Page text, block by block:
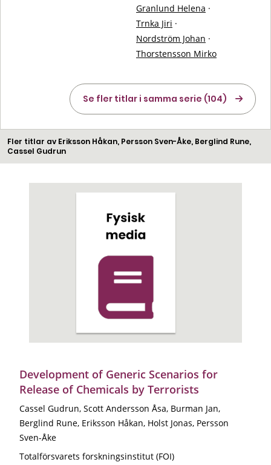
Granlund Helena ·
Trnka Jiri ·
Nordström Johan ·
Thorstensson Mirko
Se fler titlar i samma serie (104)
Fler titlar av Eriksson Håkan, Persson Sven-Åke, Berglind Rune,
Cassel Gudrun
Development of Generic Scenarios for
Release of Chemicals by Terrorists
Cassel Gudrun, Scott Andersson Åsa, Burman Jan,
Berglind Rune, Eriksson Håkan, Holst Jonas, Persson
Sven-Åke
Totalförsvarets forskningsinstitut (FOI)